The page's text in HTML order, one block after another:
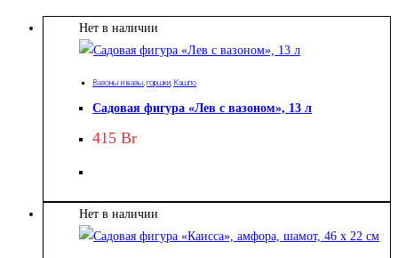
Нет в наличии
Вазоны и вазы горшки Кашпо
Садовая фигура «Лев с вазоном», 13 л
415 Br
Нет в наличии